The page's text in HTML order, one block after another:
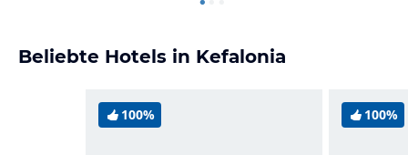
Beliebte Hotels in Kefalonia
100% 100%